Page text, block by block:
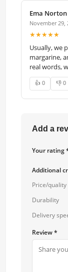
Ema Norton
November 29,
★★★★★
Usually, we
margarine,
real words,
👍 0 👎 0
Add a
Your rating
Additional
Price/quality
Durability
Delivery
Review *